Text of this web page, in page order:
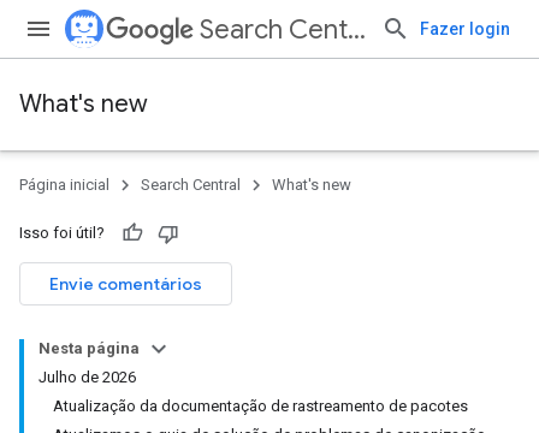
Search Central Fazer login
What's new
Página inicial Search Central What's new
Isso foi útil?
Envie comentários
Nesta página
Julho de 2026
Atualização da documentação de rastreamento de pacotes